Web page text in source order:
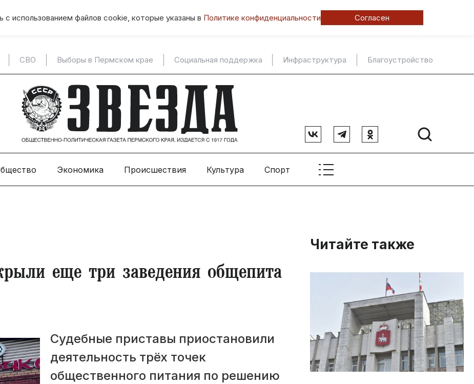
использованием файлов cookie, которые указаны в Политике конфиденциальности Согласен
СВО Выборы в Пермском крае Социальная поддержка Инфраструктура Благоустройство
Экономика Происшествия Культура Спорт
еще три заведения общепита
Судебные приставы приостановили
деятельность трёх точек
общественного питания по решению
Читайте также